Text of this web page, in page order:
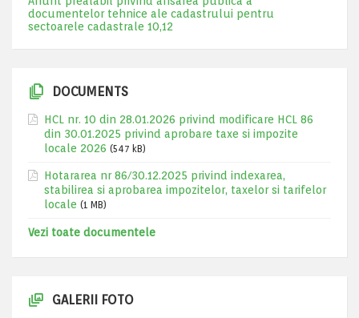
documentelor tehnice ale cadastrului pentru
sectoarele cadastrale 10,12
DOCUMENTS
HCL nr. 10 din 28.01.2026 privind modificare HCL 86
din 30.01.2025 privind aprobare taxe si impozite
locale 2026 (547 kB)
Hotararea nr 86/30.12.2025 privind indexarea,
stabilirea si aprobarea impozitelor, taxelor si tarifelor
locale (1 MB)
Vezi toate documentele
GALERII FOTO